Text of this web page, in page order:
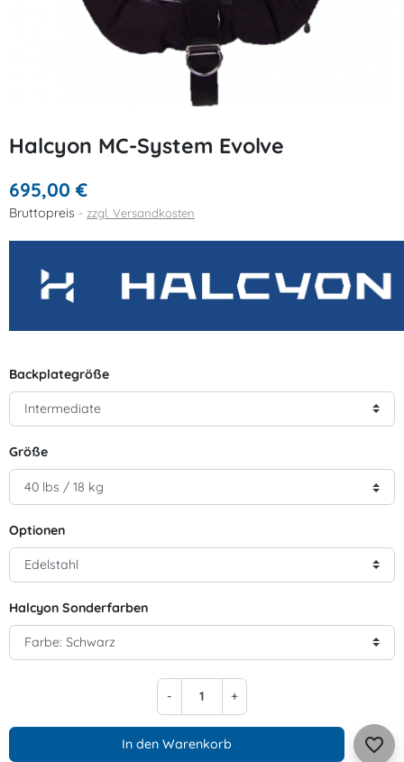
Halcyon MC-System Evolve
695,00 €
Bruttopreis zzgl. Versandkosten
Backplategröße
Größe
Optionen
Halcyon Sonderfarben
- +
In den Warenkorb favorite_border